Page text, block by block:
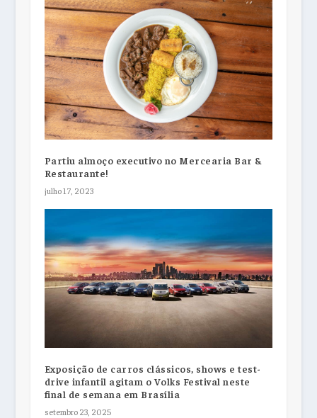
Partiu almoço executivo no Mercearia Bar &
Restaurante!
julho 17, 2023
Exposição de carros clássicos, shows e test-
drive infantil agitam o Volks Festival neste
final de semana em Brasília
setembro 23, 2025